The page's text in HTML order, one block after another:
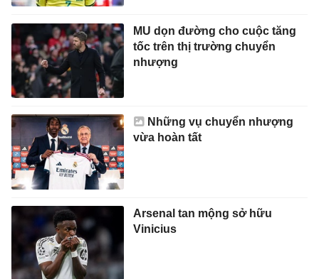
MU dọn đường cho cuộc tăng
tốc trên thị trường chuyển
nhượng
Những vụ chuyển nhượng
vừa hoàn tất
Arsenal tan mộng sở hữu
Vinicius